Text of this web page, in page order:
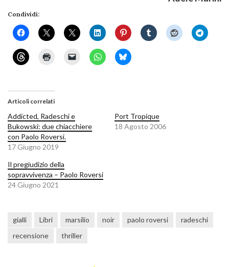
Condividi:
Articoli correlati
Addicted, Radeschi e
Bukowski: due chiacchiere
con Paolo Roversi.
17 Giugno 2019
Port Tropique
18 Agosto 2006
Il pregiudizio della
sopravvivenza – Paolo Roversi
24 Giugno 2021
gialli Libri marsilio noir paolo roversi
radeschi
recensione
thriller